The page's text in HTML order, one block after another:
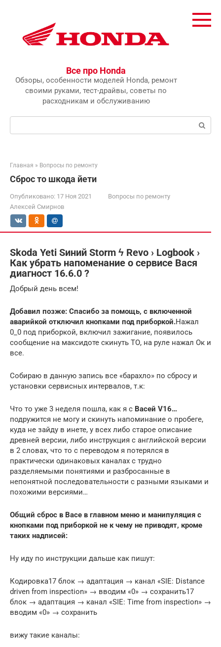
Все про Honda
Обзоры, особенности моделей Honda, ремонт
своими руками, тест-драйвы, советы по
расходникам и обслуживанию
Главная » Вопросы по ремонту
Сброс то шкода йети
Опубликовано: 17 Ноя 2021
Вопросы по ремонту
Алексей Смирнов
Skoda Yeti Sиний Storm ϟ Revo › Logbook ›
Как убрать напоменание о сервисе Вася
диагност 16.6.0 ?
Добрый день всем!
Добавил позже: Спасибо за помощь, с включенной
аварийкой отключил кнопками под приборкой.Нажал
0_0 под приборкой, включил зажигание, появилось
сообщение на максидоте скинуть ТО, на руле нажал Ок и
все.
Собираю в данную запись все «барахло» по сбросу и
установки сервисных интервалов, т.к:
Что то уже 3 неделя пошла, как я с Васей V16…
подружится не могу и скинуть напоминание о пробеге,
куда не зайду в инете, у всех либо старое описание
древней версии, либо инструкция с английской версии
в 2 словах, что то с переводом я потерялся в
практически одинаковых каналах с трудно
разделяемыми понятиями и разбросанные в
непонятной последовательности с разными языками и
похожими версиями…
Общий сброс в Васе в главном меню и манипуляция с
кнопками под приборкой не к чему не приводят, кроме
таких надписей:
Ну иду по инструкции дальше как пишут:
Кодировка17 блок → адаптация → канал «SIE: Distance
driven from inspection» → вводим «0» → сохранить17
блок → адаптация → канал «SIE: Time from inspection» →
вводим «0» → сохранить
вижу такие каналы: